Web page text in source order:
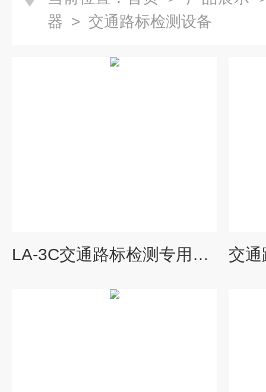
器 > 交通路标检测设备
LA-3C交通路标检测专用色彩色差仪